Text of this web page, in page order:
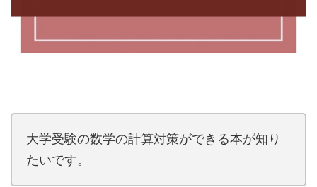
大学受験の数学の計算対策ができる本が知り
たいです。